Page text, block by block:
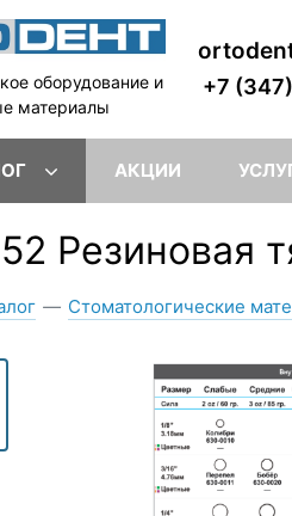
оборудование и
материалы
+7
АКЦИИ
Резиновая
— Стоматологические